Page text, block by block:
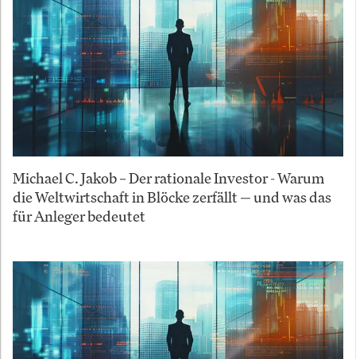
Michael C. Jakob – Der rationale Investor - Warum
die Weltwirtschaft in Blöcke zerfällt — und was das
für Anleger bedeutet